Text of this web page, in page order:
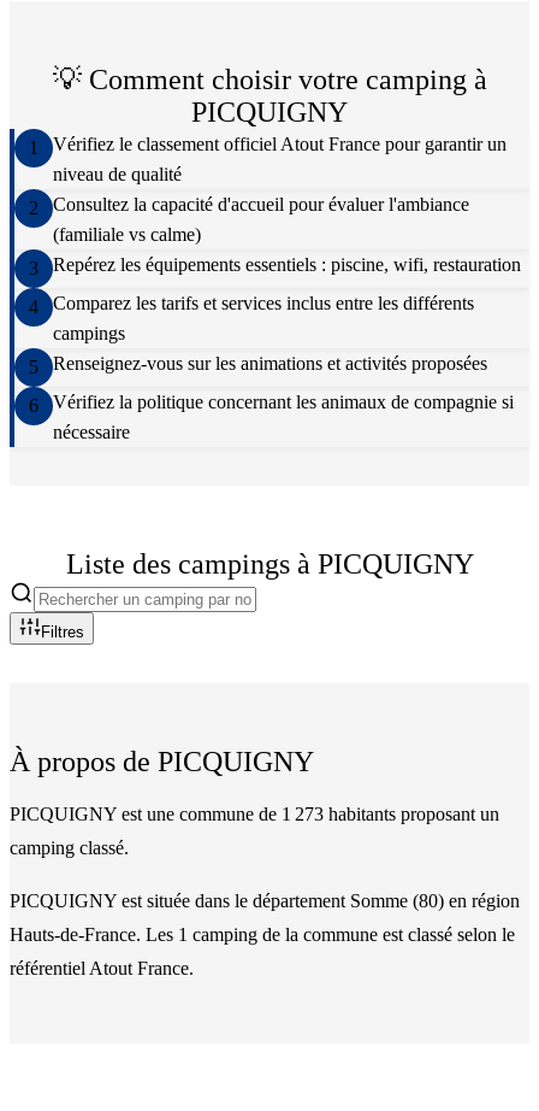
💡 Comment choisir votre camping à
PICQUIGNY
1
Vérifiez le classement officiel Atout France pour garantir un
niveau de qualité
2
Consultez la capacité d'accueil pour évaluer l'ambiance
(familiale vs calme)
3
Repérez les équipements essentiels : piscine, wifi, restauration
4
Comparez les tarifs et services inclus entre les différents
campings
5
Renseignez-vous sur les animations et activités proposées
6
Vérifiez la politique concernant les animaux de compagnie si
nécessaire
Liste des campings à PICQUIGNY
Filtres
À propos de PICQUIGNY
PICQUIGNY est une commune de 1 273 habitants proposant un
camping classé.
PICQUIGNY est située dans le département Somme (80) en région
Hauts-de-France. Les 1 camping de la commune est classé selon le
référentiel Atout France.